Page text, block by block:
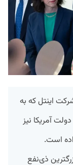
اینتل که به
آمریکا نیز
است.
ذی‌نفع